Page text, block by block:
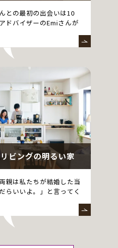
との最初の出会いは10
ドバイザーのEmiさんが
ビングの明るい家
親は私たちが結婚した当
らいいよ。」と言ってく